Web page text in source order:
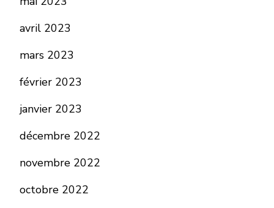
avril 2023
mars 2023
février 2023
janvier 2023
décembre 2022
novembre 2022
octobre 2022